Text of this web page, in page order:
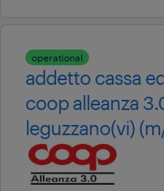
operational
addetto cassa
coop alleanza
leguzzano(vi)